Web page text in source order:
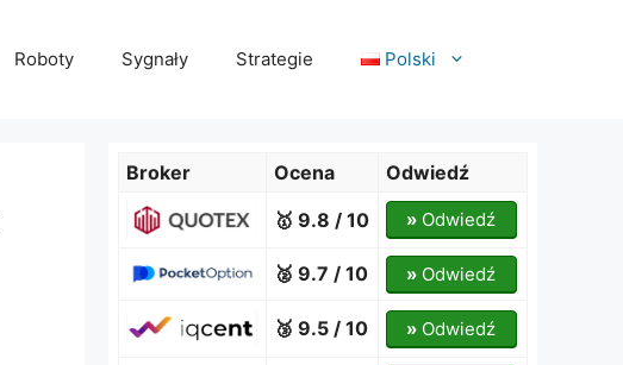
Roboty Sygnały Strategie Polski
Broker Ocena
Odwiedź
🥇 9.8 / 10
» Odwiedź
🥈 9.7 / 10 » Odwiedź
🥉 9.5 / 10 » Odwiedź